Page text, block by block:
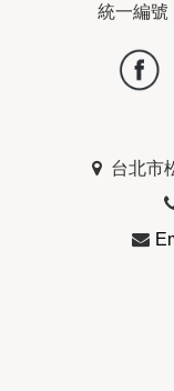
統一編號
台北市